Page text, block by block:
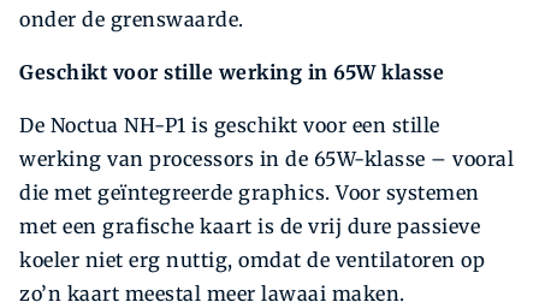
onder de grenswaarde.
Geschikt voor stille werking in 65W klasse
De Noctua NH-P1 is geschikt voor een stille
werking van processors in de 65W-­klasse – vooral
die met geïntegreerde graphics. Voor systemen
met een grafische kaart is de vrij dure passieve
koeler niet erg nuttig, omdat de ventilatoren op
zo’n kaart meestal meer lawaai maken.